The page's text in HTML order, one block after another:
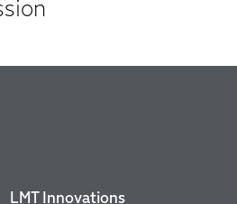
LMT Innovations